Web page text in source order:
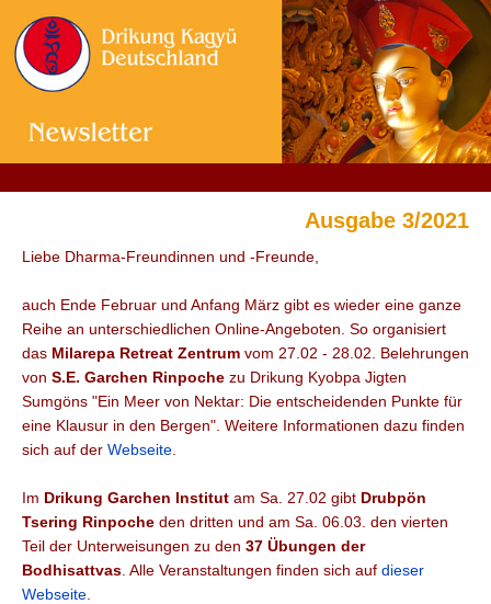
Ausgabe 3/2021
Liebe Dharma-Freundinnen und -Freunde,
auch Ende Februar und Anfang März gibt es wieder eine ganze
Reihe an unterschiedlichen Online-Angeboten. So organisiert
das Milarepa Retreat Zentrum vom 27.02 - 28.02. Belehrungen
von S.E. Garchen Rinpoche zu Drikung Kyobpa Jigten
Sumgöns "Ein Meer von Nektar: Die entscheidenden Punkte für
eine Klausur in den Bergen". Weitere Informationen dazu finden
sich auf der Webseite
Im Drikung Garchen Institut am Sa. 27.02 gibt Drubpön
Tsering Rinpoche den dritten und am Sa. 06.03. den vierten
Teil der Unterweisungen zu den 37 Übungen der
Bodhisattvas . Alle Veranstaltungen finden sich auf dieser
Webseite